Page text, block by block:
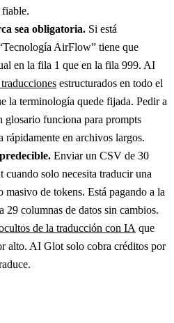
sea obligatoria. Si está
AirFlow” tiene que
en la fila 1 que en la fila 999. AI
estructurados en todo el
la terminología quede fijada. Pedir a
glosario funciona para prompts
rápidamente en archivos largos.
Enviar un CSV de 30
cuando solo necesita traducir una
masivo de tokens. Está pagando a la
29 columnas de datos sin cambios.
de la traducción con IA que
alto. AI Glot solo cobra créditos por